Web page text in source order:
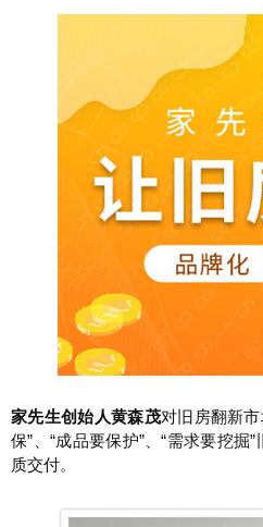
家先生创始人黄森茂对旧房翻新市
保”、“成品要保护”、“需求要挖
质交付。